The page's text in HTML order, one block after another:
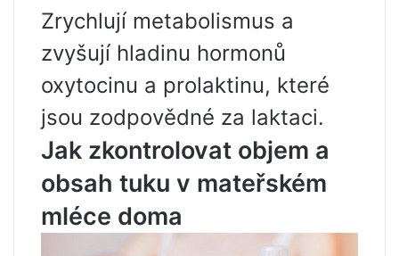
Zrychlují metabolismus a
zvyšují hladinu hormonů
oxytocinu a prolaktinu, které
jsou zodpovědné za laktaci.
Jak zkontrolovat objem a
obsah tuku v mateřském
mléce doma